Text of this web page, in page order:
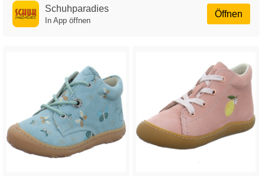
Öffnen
Schuhparadies
In App öffnen